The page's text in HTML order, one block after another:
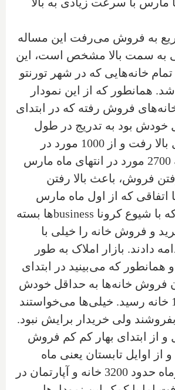
به فروش می‌رفت این مساله
به سمت بالا مشخص است، این
خانه‌هایی که در شهر تورنتو
همانطور که از این نمودار
فروش رفته که در ابتدای
خودش بود به‌ تدریج در طول
زمستان پارسال بالا رفت و از 1000 مورد در
ابتدای ژانویه به 2700 مورد در انتهای ماه مارس
فروش، باعث بالا رفتن
اتفاقی که از اول ماه مارس
با شیوع کرونا businessها بسته
و فروش خانه را خیلی با
دادند. بازار املاک به طور
که می‌بینید در ابتدای
فروش خانه‌ها به حداقل خودش
یعنی حدود 1000 خانه رسید. خیلی‌ها می‌خواستند
ولی خریدار برایش نبود.‌
و از ابتدای بهار کم کم فروش
از اوایل تابستان یعنی ماه
جولای تقریبا هرماه حدود 3200 خانه و آپارتمان در